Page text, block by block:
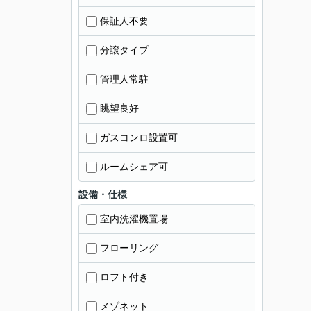
保証人不要
分譲タイプ
管理人常駐
眺望良好
ガスコンロ設置可
ルームシェア可
設備・仕様
室内洗濯機置場
フローリング
ロフト付き
メゾネット